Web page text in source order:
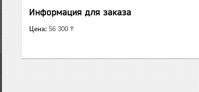
Информация для заказа
Цена: 56 300 ₸